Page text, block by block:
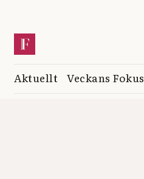
Aktuellt Veckans Fokus